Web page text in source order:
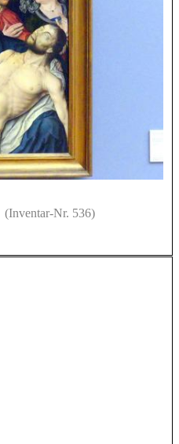
(Inventar-Nr. 536)